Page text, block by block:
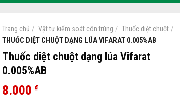
Trang chủ / Vật tư kiểm soát côn trùng / Thuốc diệt chuột /
THUỐC DIỆT CHUỘT DẠNG LÚA VIFARAT 0.005%AB
Thuốc diệt chuột dạng lúa Vifarat
0.005%AB
8.000 ₫